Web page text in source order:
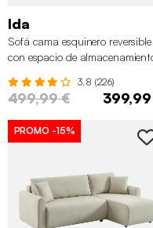
Ida
Sofá cama esquinero reversible
con espacio de
3.8 (226)
499,99 €
PROMO -15%